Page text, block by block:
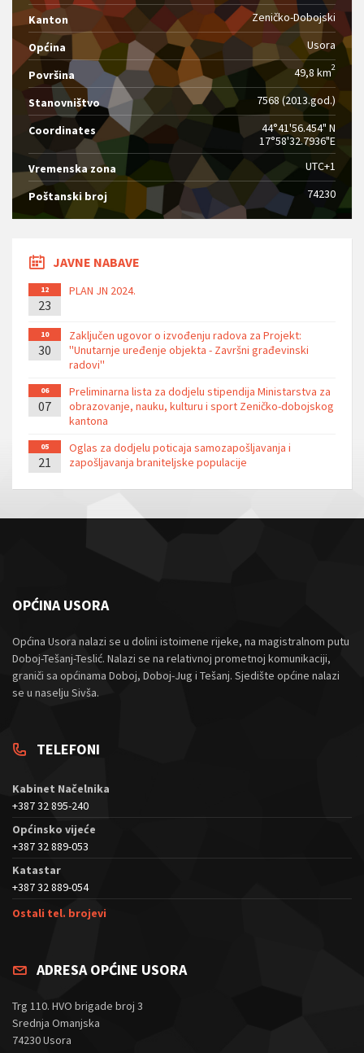
Kanton
Zeničko-Dobojski
Općina Usora
Površina 49,8 km2
Stanovništvo 7568 (2013.god.)
Coordinates
44°41'56.454" N
17°58'32.7936"E
Vremenska zona
UTC+1
Poštanski broj 74230
JAVNE NABAVE
12
23
PLAN JN 2024.
10
30
Zaključen ugovor o izvođenju radova za Projekt:
''Unutarnje uređenje objekta - Završni građevinski
radovi''
06
07
Preliminarna lista za dodjelu stipendija Ministarstva za
obrazovanje, nauku, kulturu i sport Zeničko-dobojskog
kantona
05
21
Oglas za dodjelu poticaja samozapošljavanja i
zapošljavanja braniteljske populacije
OPĆINA USORA
Općina Usora nalazi se u dolini istoimene rijeke, na magistralnom putu
Doboj-Tešanj-Teslić. Nalazi se na relativnoj prometnoj komunikaciji,
graniči sa općinama Doboj, Doboj-Jug i Tešanj. Sjedište općine nalazi
se u naselju Sivša.
TELEFONI
Kabinet Načelnika
+387 32 895-240
Općinsko vijeće
+387 32 889-053
Katastar
+387 32 889-054
Ostali tel. brojevi
ADRESA OPĆINE USORA
Trg 110. HVO brigade broj 3
Srednja Omanjska
74230 Usora